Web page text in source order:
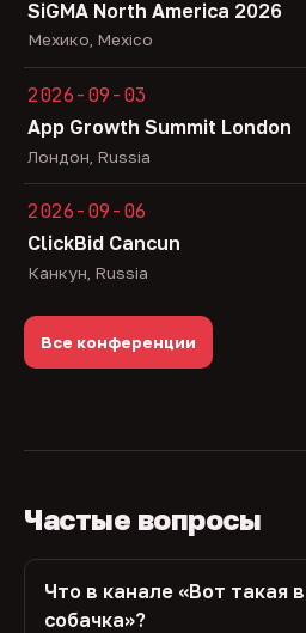
SiGMA North America 2026
Мехико, Mexico
2026-09-03
App Growth Summit London
Лондон, Russia
2026-09-06
ClickBid Cancun
Канкун, Russia
Все конференции
Частые вопросы
Что в канале «Вот такая
собачка»?